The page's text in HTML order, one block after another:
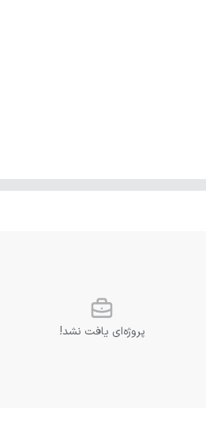
پروژه‌ای یافت نشد!